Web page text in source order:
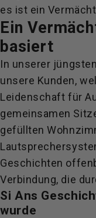
es ist ein
Ein
basiert
In unserer
unsere Kunden,
Leidenschaft für
gemeinsamen
gefüllten
Geschichten
Verbindung, die
Si Ans
wurde